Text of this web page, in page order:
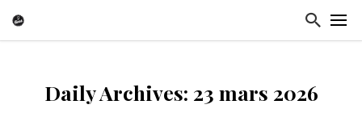
Daily Archives: 23 mars 2026